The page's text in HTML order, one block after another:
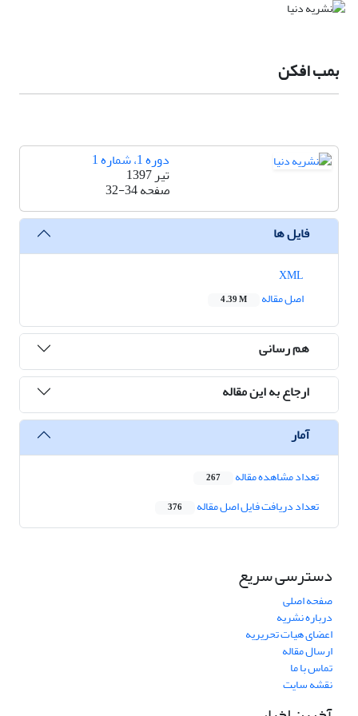
بمب افکن
دوره 1، شماره 1
تیر 1397
صفحه32-34
فایل ها
اصل مقاله
4.39 M
هم رسانی
ارجاع به این مقاله
آمار
تعداد مشاهده مقاله 267
تعداد دریافت فایل اصل مقاله 376
دسترسی سریع
صفحه اصلی
درباره نشریه
اعضای هیات تحریریه
ارسال مقاله
تماس با ما
نقشه سایت